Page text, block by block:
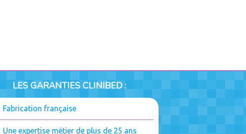
LES GARANTIES CLINIBED :
Fabrication française
Une expertise métier de plus de 25 ans